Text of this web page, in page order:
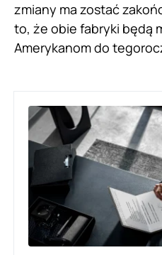
zmiany ma zostać
to, że obie fabryki będą
Amerykanom do